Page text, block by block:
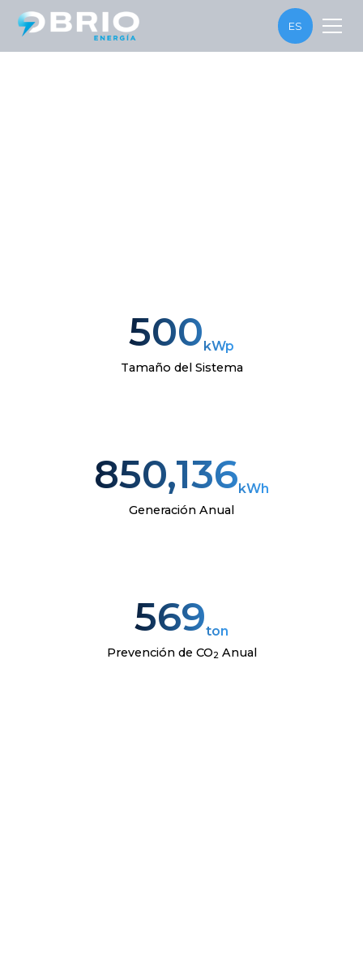
ES
500kWp
Tamaño del Sistema
850,136kWh
Generación Anual
569ton
Prevención de CO2 Anual